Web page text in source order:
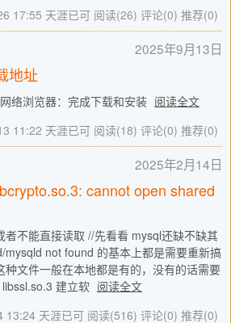
17:55 天涯已可 阅读(26) 评论(0) 推荐(0)
2025年9月13日
地址
络浏览器：完成下载和安装 阅读全文
11:22 天涯已可 阅读(18) 评论(0) 推荐(0)
2025年2月14日
cannot open shared
者不能直接读取 //先看看 mysql还缺不缺其
not found 的基本上都是需要重新搞
种文件一般在本地都是有的，没有的话需要
建立软 阅读全文
13:24 天涯已可 阅读(516) 评论(0) 推荐(0)